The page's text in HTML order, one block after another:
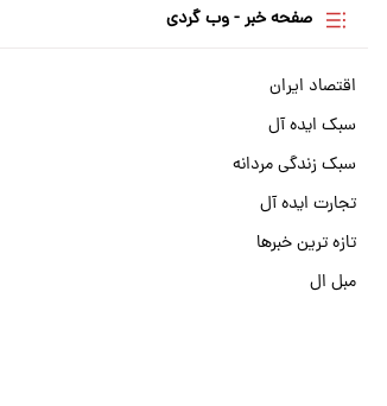
صفحه خبر - وب گردی
اقتصاد ایران
سبک ایده آل
سبک زندگی مردانه
تجارت ایده آل
تازه ترین خبرها
مبل ال